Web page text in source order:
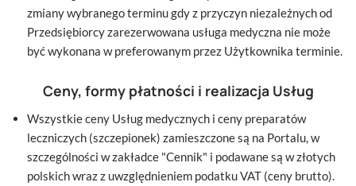
zmiany wybranego terminu gdy z przyczyn niezależnych od
Przedsiębiorcy zarezerwowana usługa medyczna nie może
być wykonana w preferowanym przez Użytkownika terminie.
Ceny, formy płatności i realizacja Usług
Wszystkie ceny Usług medycznych i ceny preparatów
leczniczych (szczepionek) zamieszczone są na Portalu, w
szczególności w zakładce "Cennik" i podawane są w złotych
polskich wraz z uwzględnieniem podatku VAT (ceny brutto).